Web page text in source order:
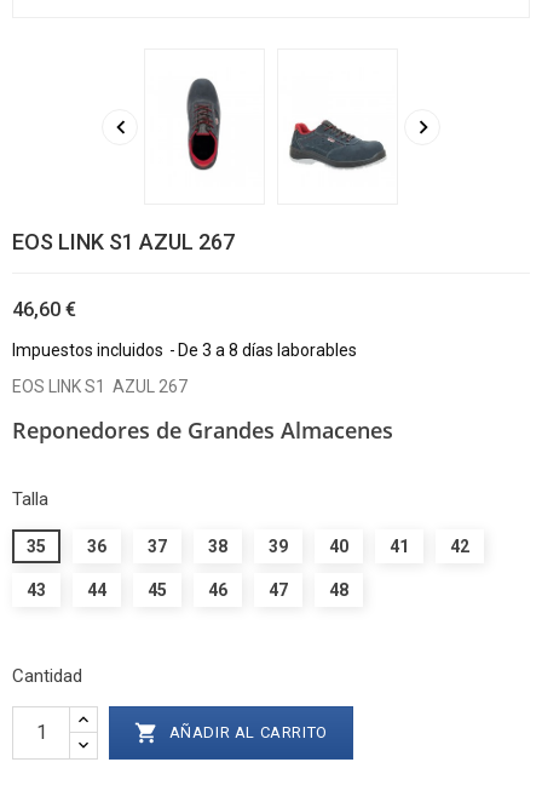
 
EOS LINK S1 AZUL 267
46,60 €
Impuestos incluidos
De 3 a 8 días laborables
EOS LINK S1 AZUL 267
Reponedores de Grandes Almacenes
Talla
35 36 37 38 39 40 41 42
43 44 45 46 47 48
Cantidad
 AÑADIR AL CARRITO